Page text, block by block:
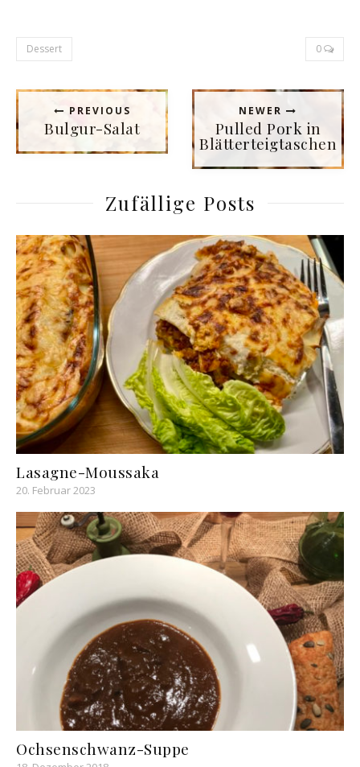
Dessert 0
PREVIOUS
Bulgur-Salat
NEWER
Pulled Pork in
Blätterteigtaschen
Zufällige Posts
Lasagne-Moussaka
20. Februar 2023
Ochsenschwanz-Suppe